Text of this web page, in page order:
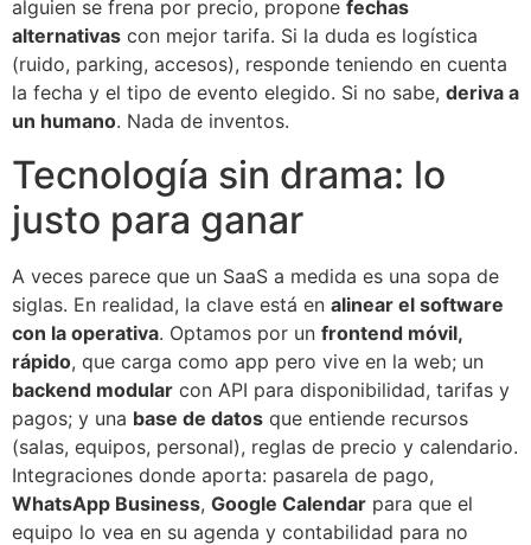
alguien se frena por precio, propone fechas
alternativas con mejor tarifa. Si la duda es logística
(ruido, parking, accesos), responde teniendo en cuenta
la fecha y el tipo de evento elegido. Si no sabe, deriva a
un humano. Nada de inventos.
Tecnología sin drama: lo
justo para ganar
A veces parece que un SaaS a medida es una sopa de
siglas. En realidad, la clave está en alinear el software
con la operativa. Optamos por un frontend móvil,
rápido, que carga como app pero vive en la web; un
backend modular con API para disponibilidad, tarifas y
pagos; y una base de datos que entiende recursos
(salas, equipos, personal), reglas de precio y calendario.
Integraciones donde aporta: pasarela de pago,
WhatsApp Business, Google Calendar para que el
equipo lo vea en su agenda y contabilidad para no